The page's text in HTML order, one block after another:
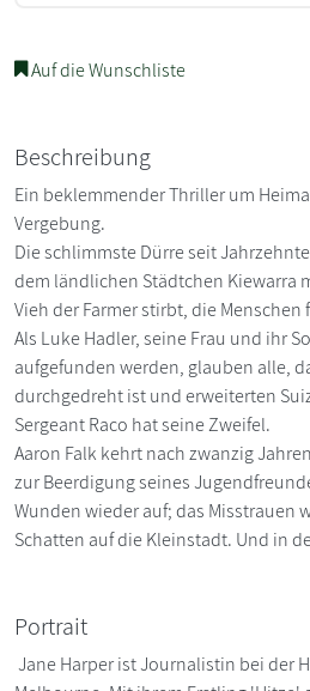
Auf die Wunschliste
Beschreibung
Ein beklemmender Thriller um
Vergebung.
Die schlimmste Dürre seit
dem ländlichen Städtchen Kiewarra
Vieh der Farmer stirbt, die
Als Luke Hadler, seine Frau und ihr
aufgefunden werden, glauben alle,
durchgedreht ist und erweiterten
Sergeant Raco hat seine Zweifel.
Aaron Falk kehrt nach zwanzig
zur Beerdigung seines
Wunden wieder auf; das Misstrauen
Schatten auf die Kleinstadt. Und in
Portrait
Jane Harper ist Journalistin bei der